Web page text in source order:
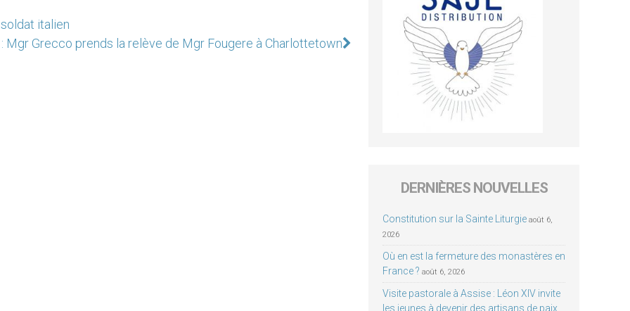
italien
: Mgr Grecco prends la relève de Mgr Fougere à Charlottetown
DERNIÈRES NOUVELLES
Constitution sur la Sainte Liturgie août 6,
2026
Où en est la fermeture des monastères en
France ? août 6, 2026
Visite pastorale à Assise : Léon XIV invite
les jeunes à devenir des artisans de paix